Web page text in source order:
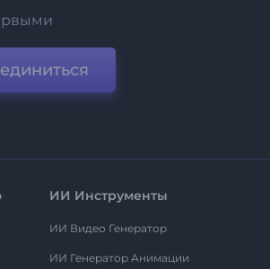
ИИ Инструменты
ИИ Видео Генератор
ИИ Генератор Анимации